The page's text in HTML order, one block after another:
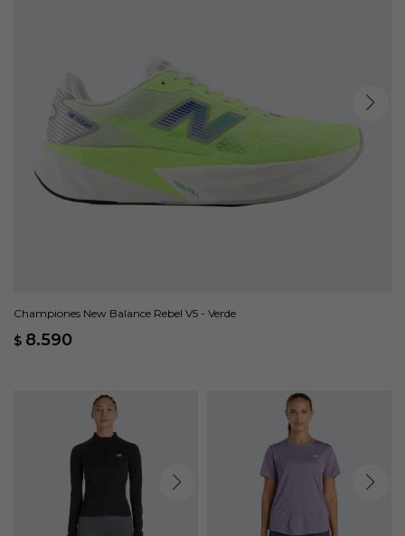
Championes New Balance Rebel V5 - Verde
$ 8.590